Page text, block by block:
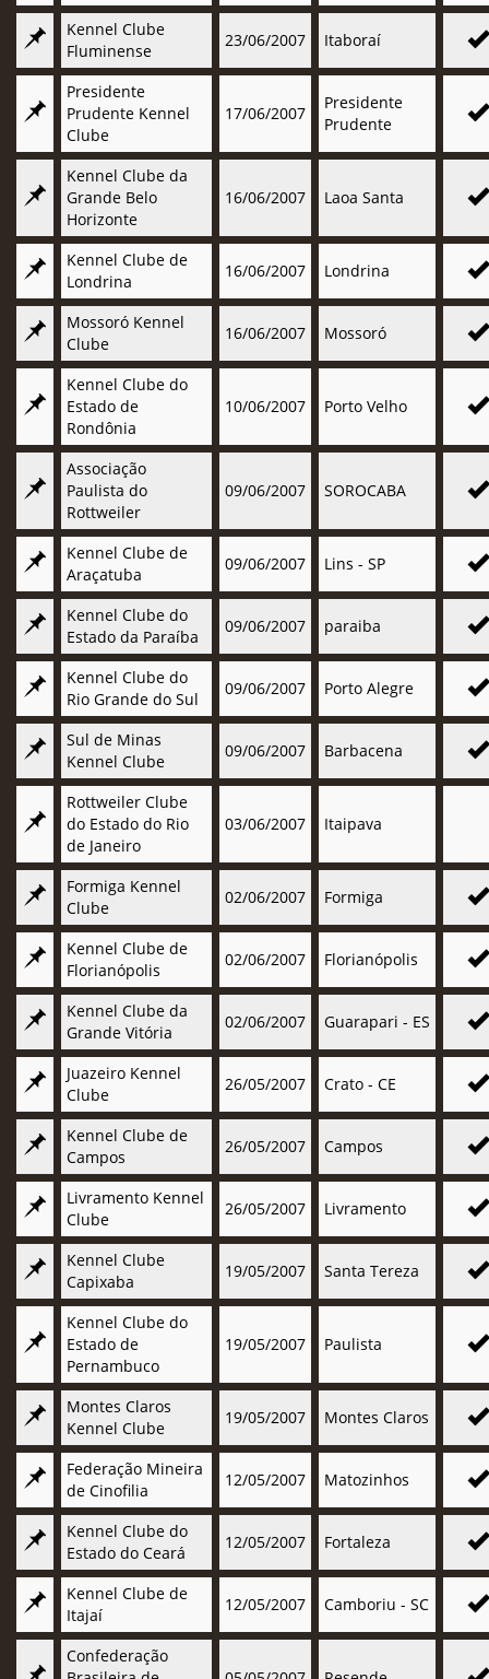
Kennel Clube
Fluminense
23/06/2007 Itaboraí
Presidente
Prudente Kennel
Clube
17/06/2007
Presidente
Prudente
Kennel Clube da
Grande Belo
Horizonte
16/06/2007 Laoa Santa
Kennel Clube de
Londrina
16/06/2007 Londrina
Mossoró Kennel
Clube
16/06/2007 Mossoró
Kennel Clube do
Estado de
Rondônia
10/06/2007 Porto Velho
Associação
Paulista do
Rottweiler
09/06/2007 SOROCABA
Kennel Clube de
Araçatuba
09/06/2007 Lins - SP
Kennel Clube do
Estado da Paraíba
09/06/2007 paraiba
Kennel Clube do
Rio Grande do Sul
09/06/2007 Porto Alegre
Sul de Minas
Kennel Clube
09/06/2007 Barbacena
Rottweiler Clube
do Estado do Rio
de Janeiro
03/06/2007 Itaipava
Formiga Kennel
Clube
02/06/2007 Formiga
Kennel Clube de
Florianópolis
02/06/2007 Florianópolis
Kennel Clube da
Grande Vitória
02/06/2007 Guarapari - ES
Juazeiro Kennel
Clube
26/05/2007 Crato - CE
Kennel Clube de
Campos
26/05/2007 Campos
Livramento Kennel
Clube
26/05/2007 Livramento
Kennel Clube
Capixaba
19/05/2007 Santa Tereza
Kennel Clube do
Estado de
Pernambuco
19/05/2007 Paulista
Montes Claros
Kennel Clube
19/05/2007 Montes Claros
Federação Mineira
de Cinofilia
12/05/2007 Matozinhos
Kennel Clube do
Estado do Ceará
12/05/2007 Fortaleza
Kennel Clube de
Itajaí
12/05/2007 Camboriu - SC
Confederação